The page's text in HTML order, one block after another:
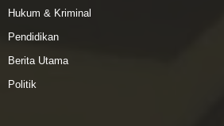
Hukum & Kriminal
Pendidikan
Berita Utama
Politik